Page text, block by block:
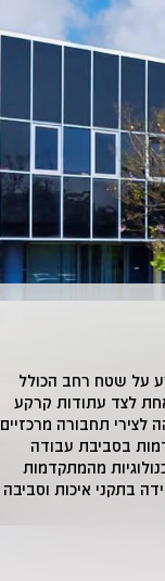
על שטח רחב הכולל
על קומה אחת לצד עתודות קרקע
לצירי תחבורה מרכזיים
בסביבת עבודה
מהמתקדמות
בתקני איכות וסביבה